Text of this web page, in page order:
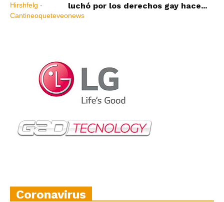
luchó por los derechos gay hace...
Coronavirus